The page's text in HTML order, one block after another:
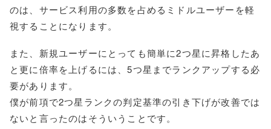
のは、サービス利用の多数を占めるミドルユーザーを軽
視することになります。
また、新規ユーザーにとっても簡単に2つ星に昇格したあ
と更に倍率を上げるには、5つ星までランクアップする必
要があります。
僕が前項で2つ星ランクの判定基準の引き下げが改善では
ないと言ったのはそういうことです。